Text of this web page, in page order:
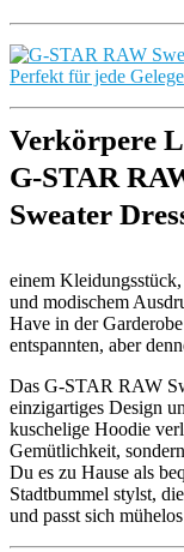
Verkörpere
G-STAR
Sweater
einem
und modischem
Have in der
entspannten, aber
Das G-STAR RAW
einzigartiges Design
kuschelige Hoodie
Gemütlichkeit,
Du es zu Hause als
Stadtbummel stylst,
und passt sich